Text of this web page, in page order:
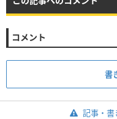
コメント
書
記事・書